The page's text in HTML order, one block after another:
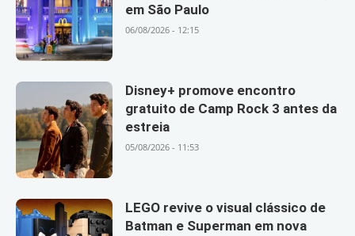
em São Paulo
06/08/2026 - 12:15
Disney+ promove encontro
gratuito de Camp Rock 3 antes da
estreia
05/08/2026 - 11:53
LEGO revive o visual clássico de
Batman e Superman em nova